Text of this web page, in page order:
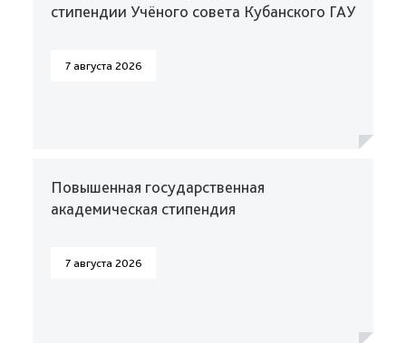
стипендии Учёного совета Кубанского ГАУ
7 августа 2026
Повышенная государственная
академическая стипендия
7 августа 2026